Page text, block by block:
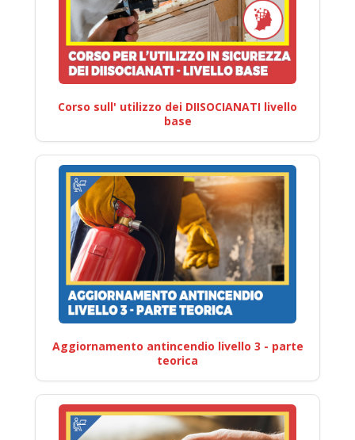
Corso sull' utilizzo dei DIISOCIANATI livello
base
Aggiornamento antincendio livello 3 - parte
teorica